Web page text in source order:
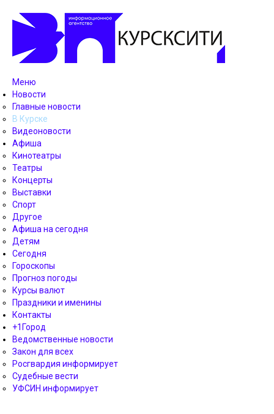
Меню
Новости
Главные новости
В Курске
Видеоновости
Афиша
Кинотеатры
Театры
Концерты
Выставки
Спорт
Другое
Афиша на сегодня
Детям
Сегодня
Гороскопы
Прогноз погоды
Курсы валют
Праздники и именины
Контакты
+1Город
Ведомственные новости
Закон для всех
Росгвардия информирует
Судебные вести
УФСИН информирует